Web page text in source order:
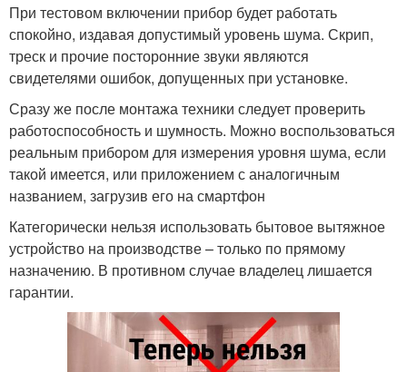
При тестовом включении прибор будет работать
спокойно, издавая допустимый уровень шума. Скрип,
треск и прочие посторонние звуки являются
свидетелями ошибок, допущенных при установке.
Сразу же после монтажа техники следует проверить
работоспособность и шумность. Можно воспользоваться
реальным прибором для измерения уровня шума, если
такой имеется, или приложением с аналогичным
названием, загрузив его на смартфон
Категорически нельзя использовать бытовое вытяжное
устройство на производстве – только по прямому
назначению. В противном случае владелец лишается
гарантии.